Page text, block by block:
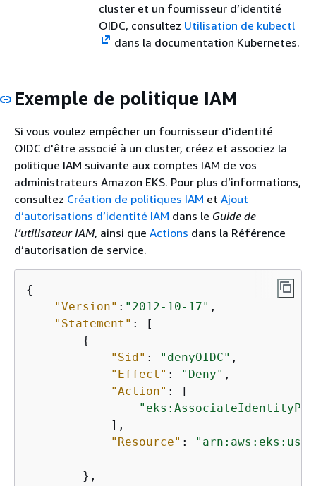
cluster et un fournisseur d’identité
OIDC, consultez Utilisation de kubectl
dans la documentation Kubernetes.
Exemple de politique IAM
Si vous voulez empêcher un fournisseur d'identité
OIDC d'être associé à un cluster, créez et associez la
politique IAM suivante aux comptes IAM de vos
administrateurs Amazon EKS. Pour plus d’informations,
consultez Création de politiques IAM et Ajout
d’autorisations d’identité IAM dans le Guide de
l’utilisateur IAM, ainsi que Actions dans la Référence
d’autorisation de service.
{
"Version" : "2012-10-17" ,
"Statement" : [
{
"Sid" : "denyOIDC" ,
"Effect" : "Deny" ,
"Action" : [
            ],
"Resource" : "arn:aws:eks:us-
        },